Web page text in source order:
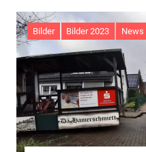
Bilder Bilder 2023 News